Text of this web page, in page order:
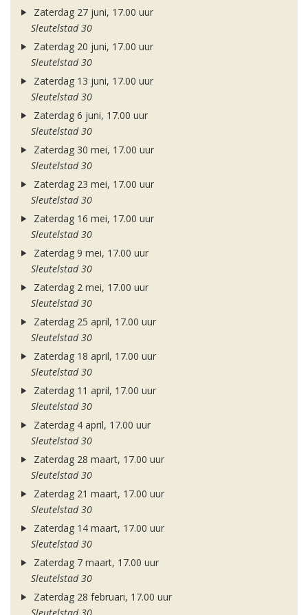
Zaterdag 27 juni, 17.00 uur
Sleutelstad 30
Zaterdag 20 juni, 17.00 uur
Sleutelstad 30
Zaterdag 13 juni, 17.00 uur
Sleutelstad 30
Zaterdag 6 juni, 17.00 uur
Sleutelstad 30
Zaterdag 30 mei, 17.00 uur
Sleutelstad 30
Zaterdag 23 mei, 17.00 uur
Sleutelstad 30
Zaterdag 16 mei, 17.00 uur
Sleutelstad 30
Zaterdag 9 mei, 17.00 uur
Sleutelstad 30
Zaterdag 2 mei, 17.00 uur
Sleutelstad 30
Zaterdag 25 april, 17.00 uur
Sleutelstad 30
Zaterdag 18 april, 17.00 uur
Sleutelstad 30
Zaterdag 11 april, 17.00 uur
Sleutelstad 30
Zaterdag 4 april, 17.00 uur
Sleutelstad 30
Zaterdag 28 maart, 17.00 uur
Sleutelstad 30
Zaterdag 21 maart, 17.00 uur
Sleutelstad 30
Zaterdag 14 maart, 17.00 uur
Sleutelstad 30
Zaterdag 7 maart, 17.00 uur
Sleutelstad 30
Zaterdag 28 februari, 17.00 uur